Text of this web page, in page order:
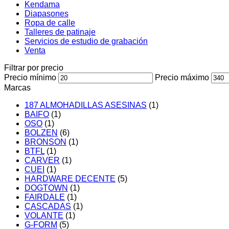
Kendama
Diapasones
Ropa de calle
Talleres de patinaje
Servicios de estudio de grabación
Venta
Filtrar por precio
Precio mínimo
Precio máximo
Marcas
187 ALMOHADILLAS ASESINAS (1)
BAIFO (1)
OSO (1)
BOLZEN (6)
BRONSON (1)
BTFL (1)
CARVER (1)
CUEI (1)
HARDWARE DECENTE (5)
DOGTOWN (1)
FAIRDALE (1)
CASCADAS (1)
VOLANTE (1)
G-FORM (5)